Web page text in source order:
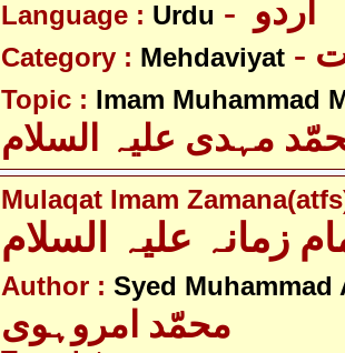
Language : Urdu
Category : Mehdaviyat
Topic : Imam Muhammad
مہدی علیہ السلام
Mulaqat Imam
زمانہ علیہ السلام
Author : Syed Muhammad
محمّد امروہوی